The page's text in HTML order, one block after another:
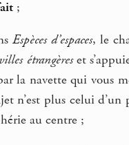
;
Espèces d’espaces, le
villes étrangèreset
la navette qui vous
n’est plus celui
au centre ;